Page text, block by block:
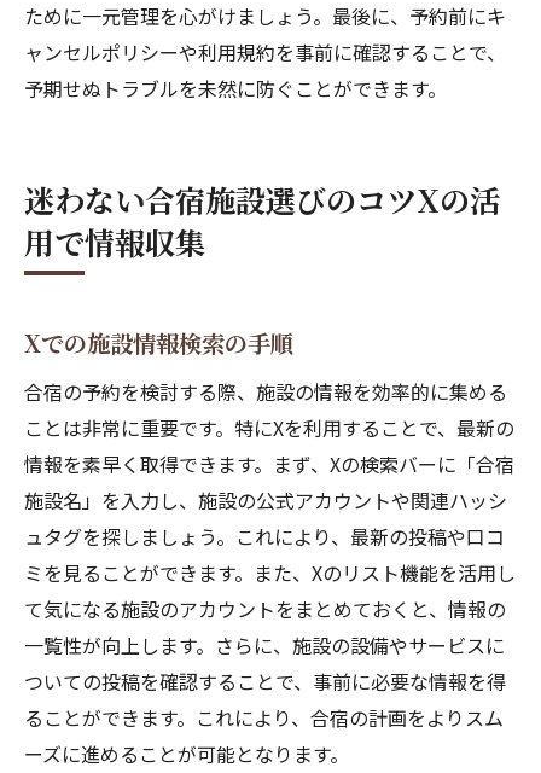
ために一元管理を心がけましょう。最後に、予約前にキ
ャンセルポリシーや利用規約を事前に確認することで、
予期せぬトラブルを未然に防ぐことができます。
迷わない合宿施設選びのコツXの活
用で情報収集
Xでの施設情報検索の手順
合宿の予約を検討する際、施設の情報を効率的に集める
ことは非常に重要です。特にXを利用することで、最新の
情報を素早く取得できます。まず、Xの検索バーに「合宿
施設名」を入力し、施設の公式アカウントや関連ハッシ
ュタグを探しましょう。これにより、最新の投稿や口コ
ミを見ることができます。また、Xのリスト機能を活用し
て気になる施設のアカウントをまとめておくと、情報の
一覧性が向上します。さらに、施設の設備やサービスに
ついての投稿を確認することで、事前に必要な情報を得
ることができます。これにより、合宿の計画をよりスム
ーズに進めることが可能となります。